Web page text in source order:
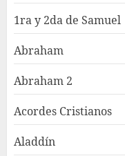
1ra y 2da de Samuel
Abraham
Abraham 2
Acordes Cristianos
Aladdín